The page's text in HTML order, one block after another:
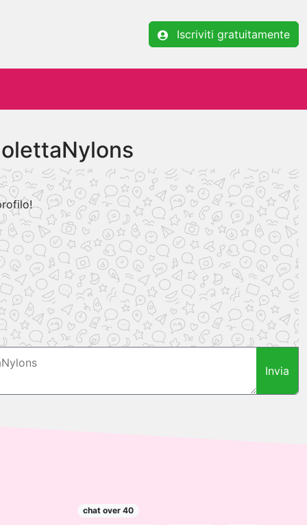
Iscriviti gratuitamente
Invia
chat over 40